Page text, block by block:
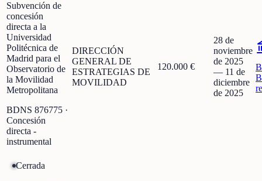
Subvención de
concesión
directa a la
Universidad
Politécnica de
Madrid para el
Observatorio de
la Movilidad
Metropolitana
BDNS 876775 ·
Concesión
directa -
instrumental
DIRECCIÓN
GENERAL DE
ESTRATEGIAS DE
MOVILIDAD
120.000 €
28 de
noviembre
de 2025
— 11 de
diciembre
de 2025
Cerrada